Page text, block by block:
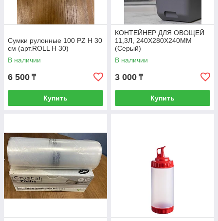
Сумки рулонные 100 PZ H 30
см (арт.ROLL H 30)
В наличии
6 500 ₸
Купить
КОНТЕЙНЕР ДЛЯ ОВОЩЕЙ
11,3Л, 240Х280Х240ММ
(Серый)
В наличии
3 000 ₸
Купить